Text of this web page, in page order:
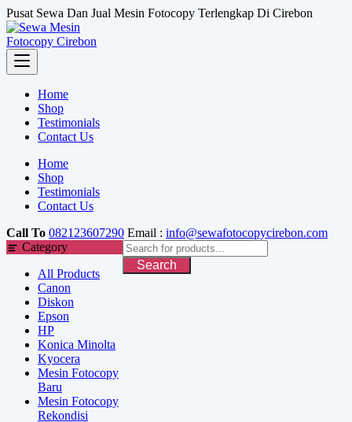
Skip
to
content
Pusat Sewa Dan Jual Mesin Fotocopy Terlengkap Di Cirebon
Home
Shop
Testimonials
Contact Us
Home
Shop
Testimonials
Contact Us
Call To 082123607290 Email : info@sewafotocopycirebon.com
Category
All Products
Canon
Diskon
Epson
HP
Konica Minolta
Kyocera
Mesin Fotocopy
Baru
Mesin Fotocopy
Rekondisi
Search